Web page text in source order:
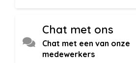
Chat met ons
Chat met een van onze
medewerkers